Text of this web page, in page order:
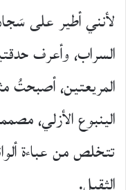
لأنني أطير على
السراب، وأعرف
المريعتين، أصبحتُ
الينبوع الأزلي،
تتخلص من عباءة